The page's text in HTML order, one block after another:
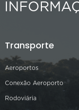
Transporte
Aeroportos
Conexão Aeroporto
Rodoviária